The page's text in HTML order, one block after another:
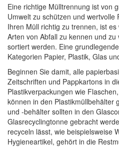
Eine richtige Mülltrennung ist von
Umwelt zu schützen und wertvolle
Ihren Müll richtig zu trennen, ist
Arten von Abfall zu kennen und
sortiert werden. Eine
Kategorien Papier, Plastik, Glas
Beginnen Sie damit, alle
Zeitschriften und Pappkartons in
Plastikverpackungen wie
können in den Plastikmüllbehälter
und -behälter sollten in den
Glasrecyclingtonne gebracht
recyceln lässt, wie beispielsweise
Hygieneartikel, gehört in die